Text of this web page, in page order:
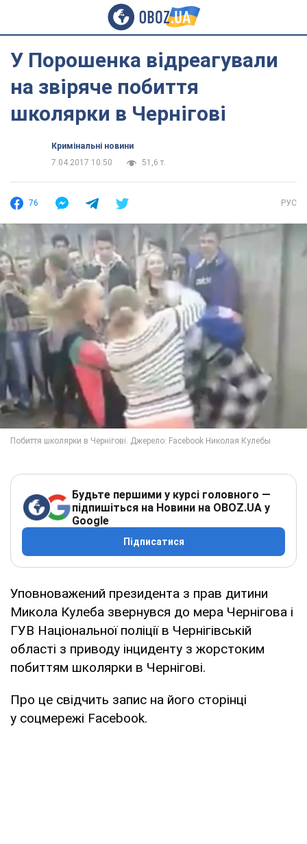
У Порошенка відреагували
на звіряче побиття
школярки в Чернігові
Кримінальні новини
7.04.2017 10:50
51,6 т.
76 РУС
Будьте першими у курсі головного —
підпишіться на Новини на OBOZ.UA у
Google
Підписатися
Уповноважений президента з прав дитини
Микола Кулеба звернувся до мера Чернігова і
ГУВ Національної поліції в Чернігівській
області з приводу інциденту з жорстоким
побиттям школярки в Чернігові.
Про це свідчить запис на його сторінці
у соцмережі Facebook.